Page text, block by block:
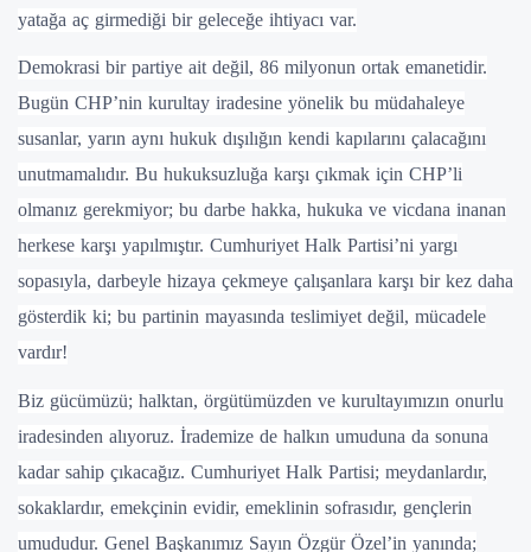
yatağa aç girmediği bir geleceğe ihtiyacı var.
Demokrasi bir partiye ait değil, 86 milyonun ortak emanetidir.
Bugün CHP’nin kurultay iradesine yönelik bu müdahaleye
susanlar, yarın aynı hukuk dışılığın kendi kapılarını çalacağını
unutmamalıdır. Bu hukuksuzluğa karşı çıkmak için CHP’li
olmanız gerekmiyor; bu darbe hakka, hukuka ve vicdana inanan
herkese karşı yapılmıştır. Cumhuriyet Halk Partisi’ni yargı
sopasıyla, darbeyle hizaya çekmeye çalışanlara karşı bir kez daha
gösterdik ki; bu partinin mayasında teslimiyet değil, mücadele
vardır!
Biz gücümüzü; halktan, örgütümüzden ve kurultayımızın onurlu
iradesinden alıyoruz. İrademize de halkın umuduna da sonuna
kadar sahip çıkacağız. Cumhuriyet Halk Partisi; meydanlardır,
sokaklardır, emekçinin evidir, emeklinin sofrasıdır, gençlerin
umududur. Genel Başkanımız Sayın Özgür Özel’in yanında;